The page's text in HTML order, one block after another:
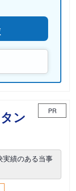
ン
PR
実績のある当事